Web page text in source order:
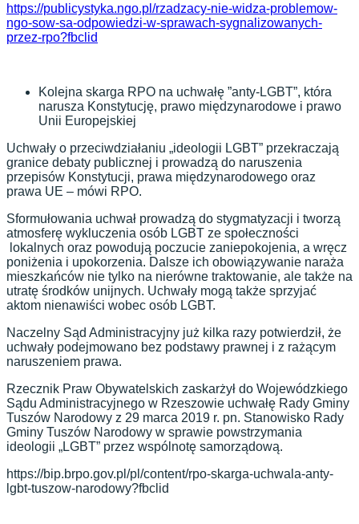
https://publicystyka.ngo.pl/rzadzacy-nie-widza-problemow-
ngo-sow-sa-odpowiedzi-w-sprawach-sygnalizowanych-
przez-rpo?fbclid
Kolejna skarga RPO na uchwałę ”anty-LGBT”, która
narusza Konstytucję, prawo międzynarodowe i prawo
Unii Europejskiej
Uchwały o przeciwdziałaniu „ideologii LGBT” przekraczają
granice debaty publicznej i prowadzą do naruszenia
przepisów Konstytucji, prawa międzynarodowego oraz
prawa UE – mówi RPO.
Sformułowania uchwał prowadzą do stygmatyzacji i tworzą
atmosferę wykluczenia osób LGBT ze społeczności
lokalnych oraz powodują poczucie zaniepokojenia, a wręcz
poniżenia i upokorzenia. Dalsze ich obowiązywanie naraża
mieszkańców nie tylko na nierówne traktowanie, ale także na
utratę środków unijnych. Uchwały mogą także sprzyjać
aktom nienawiści wobec osób LGBT.
Naczelny Sąd Administracyjny już kilka razy potwierdził, że
uchwały podejmowano bez podstawy prawnej i z rażącym
naruszeniem prawa.
Rzecznik Praw Obywatelskich zaskarżył do Wojewódzkiego
Sądu Administracyjnego w Rzeszowie uchwałę Rady Gminy
Tuszów Narodowy z 29 marca 2019 r. pn. Stanowisko Rady
Gminy Tuszów Narodowy w sprawie powstrzymania
ideologii „LGBT” przez wspólnotę samorządową.
https://bip.brpo.gov.pl/pl/content/rpo-skarga-uchwala-anty-
lgbt-tuszow-narodowy?fbclid